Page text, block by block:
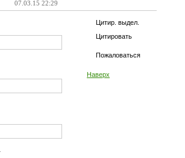
07.03.15 22:29
Цитир. выдел.
Цитировать
Пожаловаться
Наверх